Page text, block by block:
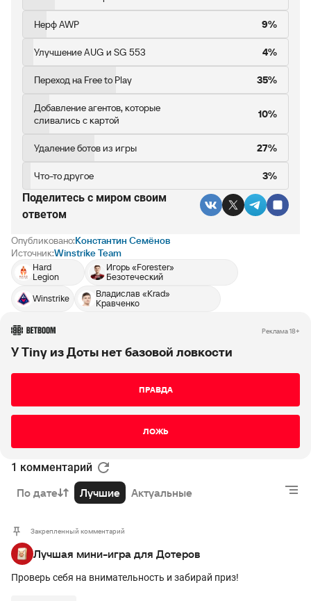
Нерф AWP 9%
Улучшение AUG и SG 553 4%
Переход на Free to Play 35%
Добавление агентов, которые
сливались с картой
10%
Удаление ботов из игры 27%
Что-то другое 3%
Поделитесь c миром своим
ответом
Опубликовано:Константин Семёнов
Источник:Winstrike Team
Hard
Legion
Игорь «Forester»
Безотеческий
Winstrike
Владислав «Krad»
Кравченко
Реклама 18+
У Tiny из Доты нет базовой ловкости
ПРАВДА
ЛОЖЬ
1 комментарий
По дате Лучшие Актуальные
Закрепленный комментарий
Лучшая мини-игра для Дотеров
Проверь себя на внимательность и забирай приз!